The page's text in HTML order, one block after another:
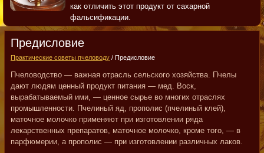
как отличить этот продукт от сахарной
фальсификации.
Предисловие
Практические советы пчеловоду / Предисловие
Пчеловодство — важная отрасль сельского хозяйства. Пчелы
дают людям ценный продукт питания — мед. Воск,
вырабатываемый ими, — ценное сырье во многих отраслях
промышленности. Пчелиный яд, прополис (пчелиный клей),
маточное молочко применяют при изготовлении ряда
лекарственных препаратов, маточное молочко, кроме того, — в
парфюмерии, а прополис — при изготовлении различных лаков.